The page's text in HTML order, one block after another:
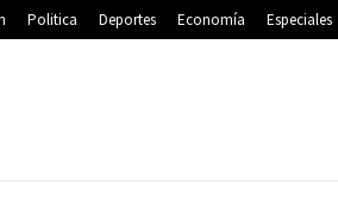
Politica Deportes Economía Especiales